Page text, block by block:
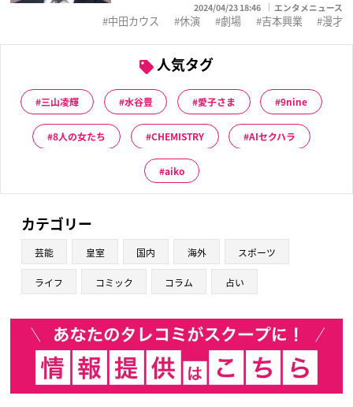
2024/04/23 18:46 エンタメニュース
中田カウス 休演 劇場 吉本興業 漫才
人気タグ
三山凌輝 水谷豊 愛子さま 9nine
8人の女たち CHEMISTRY AIセクハラ
aiko
カテゴリー
芸能 皇室 国内 海外 スポーツ
ライフ コミック コラム 占い